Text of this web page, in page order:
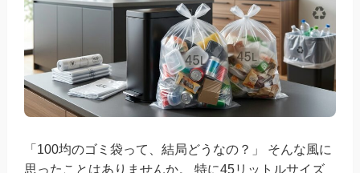
「100均のゴミ袋って、結局どうなの？」 そんな風に
思ったことはありませんか。 特に45リットルサイズ